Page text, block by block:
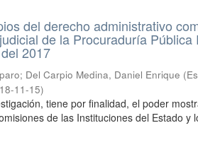
del derecho administrativo
de la Procuraduría
2017
; Del Carpio Medina, Daniel Enrique (
11-15)
tiene por finalidad, el poder
de las Instituciones del Estado y